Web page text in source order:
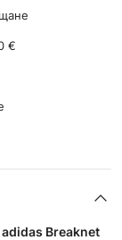
€
adidas Breaknet